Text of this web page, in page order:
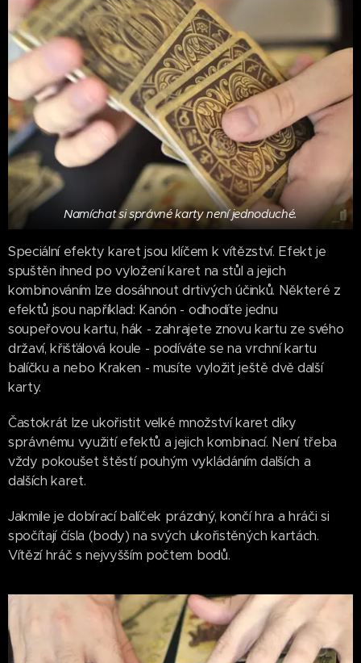
Namíchat si správné karty není jednoduché.
Speciální efekty karet jsou klíčem k vítězství. Efekt je
spuštěn ihned po vyložení karet na stůl a jejich
kombinováním lze dosáhnout drtivých účinků. Některé z
efektů jsou například: Kanón - odhodíte jednu
soupeřovou kartu, hák - zahrajete znovu kartu ze svého
državí, křišťálová koule - podíváte se na vrchní kartu
balíčku a nebo Kraken - musíte vyložit ještě dvě další
karty.
Častokrát lze ukořistit velké množství karet díky
správnému využití efektů a jejich kombinací. Není třeba
vždy pokoušet štěstí pouhým vykládáním dalších a
dalších karet.
Jakmile je dobírací balíček prázdný, končí hra a hráči si
spočítají čísla (body) na svých ukořistěných kartách.
Vítězí hráč s nejvyšším počtem bodů.